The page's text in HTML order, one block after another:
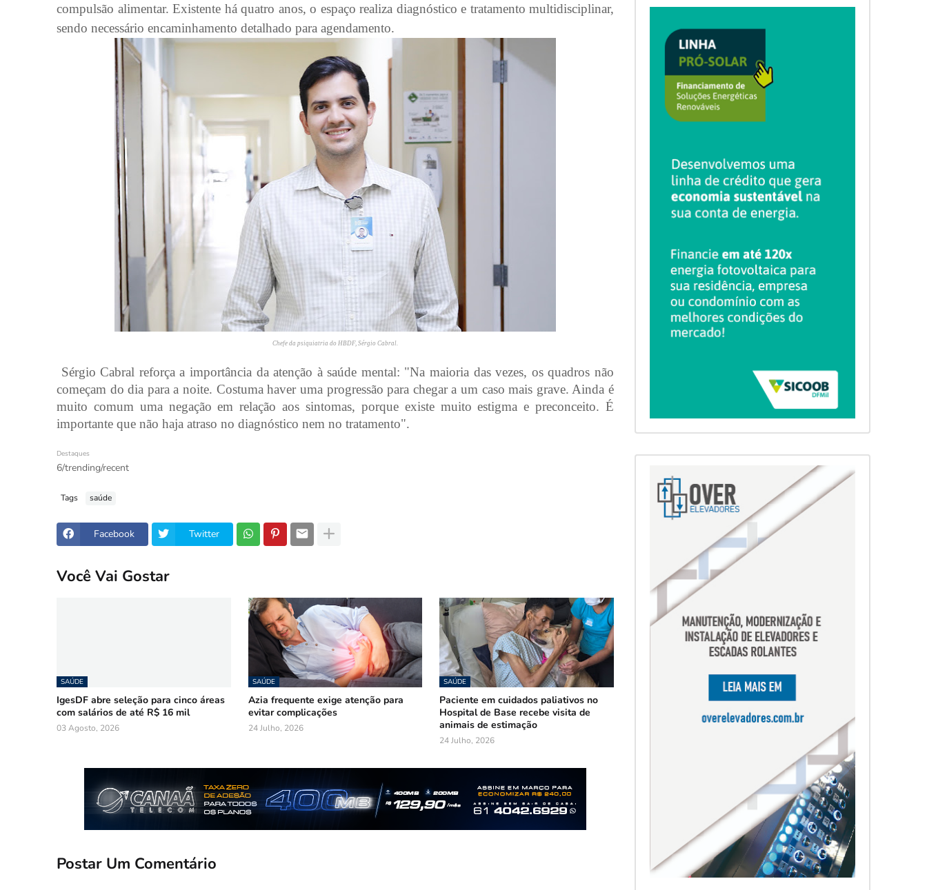
compulsão alimentar. Existente há quatro anos, o espaço realiza diagnóstico e tratamento multidisciplinar,
sendo necessário encaminhamento detalhado para agendamento.
Chefe da psiquiatria do HBDF, Sérgio Cabral.
Sérgio Cabral reforça a importância da atenção à saúde mental: "Na maioria das vezes, os quadros não
começam do dia para a noite. Costuma haver uma progressão para chegar a um caso mais grave. Ainda é
muito comum uma negação em relação aos sintomas, porque existe muito estigma e preconceito. É
importante que não haja atraso no diagnóstico nem no tratamento".
Destaques
6/trending/recent
Tags saúde
Facebook Twitter
Você Vai Gostar
SAÚDE
IgesDF abre seleção para cinco áreas
com salários de até R$ 16 mil
03 Agosto, 2026
SAÚDE
Azia frequente exige atenção para
evitar complicações
24 Julho, 2026
SAÚDE
Paciente em cuidados paliativos no
Hospital de Base recebe visita de
animais de estimação
24 Julho, 2026
Postar Um Comentário